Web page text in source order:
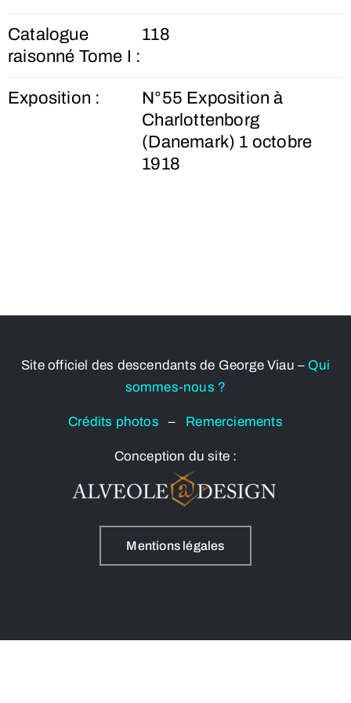
Catalogue
raisonné Tome I :
118
Exposition :
N°55 Exposition à
Charlottenborg
(Danemark) 1 octobre
1918
Site officiel des descendants de George Viau – Qui
sommes-nous ?
Crédits photos– Remerciements
Conception du site :
Mentions légales